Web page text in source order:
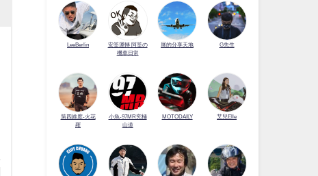
LeeBerlin
安筌運轉 阿筌の
機車日常
展的分享天地 G先生
第四維度-火花
羅
小魚-97MR究極
山道
MOTODAILY 艾兒Elle